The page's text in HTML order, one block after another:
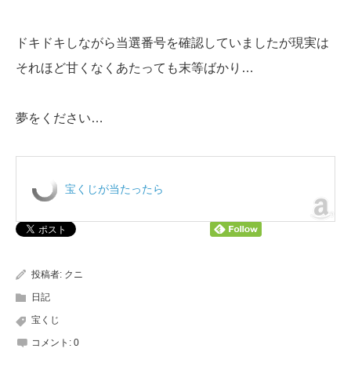
ドキドキしながら当選番号を確認していましたが現実は
それほど甘くなくあたっても末等ばかり…
夢をください…
宝くじが当たったら
投稿者: クニ
日記
宝くじ
コメント: 0